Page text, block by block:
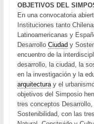
OBJETIVOS DEL
En una convocatoria
Instituciones tanto
Latinoamericanas y
Desarrollo Ciudad y
encuentro de la
desarrollo, la ciudad, la
en la investigación y la
arquitecturay el
objetivos del Simposio
tres conceptos Desarrollo,
Sostenibilidad, con las